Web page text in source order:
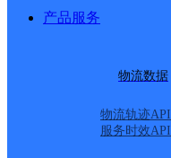
产品服务
物流数据
物流轨迹API
服务时效API